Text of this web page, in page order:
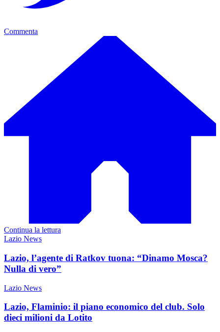
Commenta
Continua la lettura
Lazio News
Lazio, l’agente di Ratkov tuona: “Dinamo Mosca?
Nulla di vero”
Lazio News
Lazio, Flaminio: il piano economico del club. Solo
dieci milioni da Lotito